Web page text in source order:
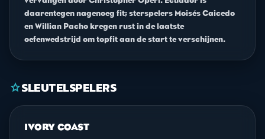
daarentegen nagenoeg fit; sterspelers Moisés Caicedo
en Willian Pacho kregen rust in de laatste
oefenwedstrijd om topfit aan de start te verschijnen.
starSLEUTELSPELERS
IVORY COAST